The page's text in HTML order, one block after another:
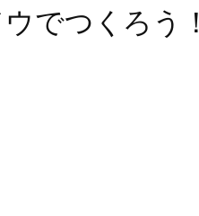
でつくろう！